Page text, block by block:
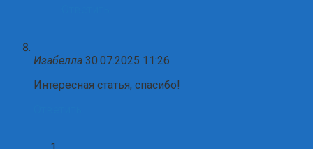
Изабелла 30.07.2025 11:26
Интересная статья, спасибо!